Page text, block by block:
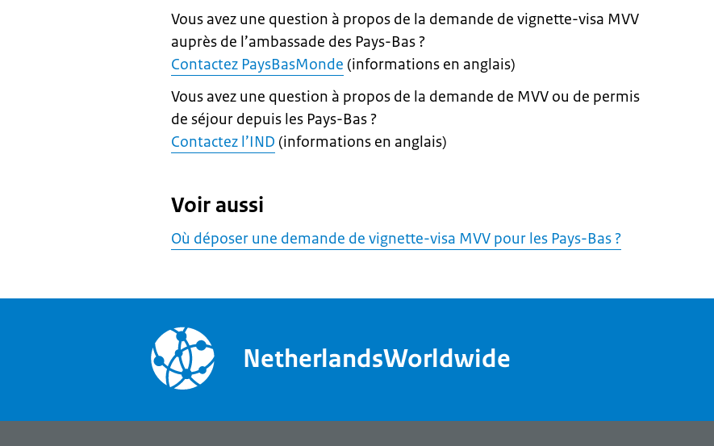
Vous avez une question à propos de la demande de vignette-visa MVV
auprès de l’ambassade des Pays-Bas ?
Contactez PaysBasMonde (informations en anglais)
Vous avez une question à propos de la demande de MVV ou de permis
de séjour depuis les Pays-Bas ?
Contactez l’IND (informations en anglais)
Voir aussi
Où déposer une demande de vignette-visa MVV pour les Pays-Bas ?
NetherlandsWorldwide